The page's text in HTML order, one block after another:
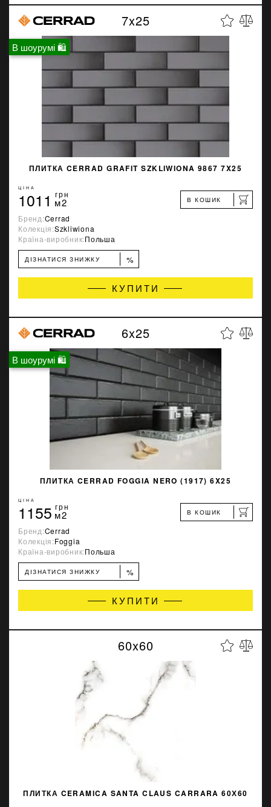
В шоурумі 🛍
7x25
ПЛИТКА CERRAD GRAFIT SZKLIWIONA 9867 7X25
ЦІНА
1011 грн
м2 В КОШИК
Бренд:Cerrad
Колекція:Szkliwiona
Країна-виробник:Польша
ДІЗНАТИСЯ ЗНИЖКУ %
КУПИТИ
В шоурумі 🛍
6x25
ПЛИТКА CERRAD FOGGIA NERO (1917) 6X25
ЦІНА
1155 грн
м2 В КОШИК
Бренд:Cerrad
Колекція:Foggia
Країна-виробник:Польша
ДІЗНАТИСЯ ЗНИЖКУ %
КУПИТИ
60x60
ПЛИТКА CERAMICA SANTA CLAUS CARRARA 60Х60